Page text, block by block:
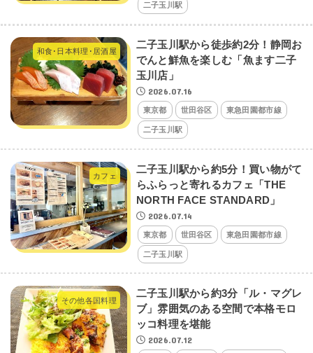
二子玉川駅
和食･日本料理･居酒屋
二子玉川駅から徒歩約2分！静岡お
でんと鮮魚を楽しむ「魚ます二子
玉川店」
2026.07.16
東京都 世田谷区 東急田園都市線
二子玉川駅
カフェ
二子玉川駅から約5分！買い物がて
らふらっと寄れるカフェ「THE
NORTH FACE STANDARD」
2026.07.14
東京都 世田谷区 東急田園都市線
二子玉川駅
その他各国料理
二子玉川駅から約3分「ル・マグレ
ブ」雰囲気のある空間で本格モロ
ッコ料理を堪能
2026.07.12